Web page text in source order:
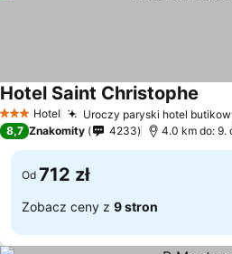
3 Kategoria
Hotel Uroczy paryski hotel
Hotel Saint Christophe
8,7 Znakomity 4233 4.0 km do: 9.
Od 712 zł
Zobacz ceny z 9 stron